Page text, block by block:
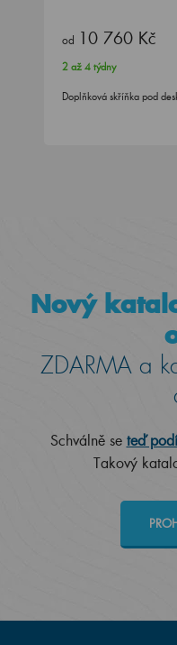
od 10 760 Kč
2 až 4 týdny
Doplňková skříňka pod
Nový
ZDARMA a
Schválně se teď
Takový